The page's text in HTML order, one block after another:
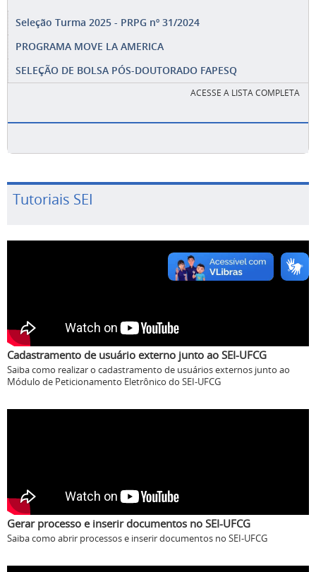
Seleção Turma 2025 - PRPG nº 31/2024
PROGRAMA MOVE LA AMERICA
SELEÇÃO DE BOLSA PÓS-DOUTORADO FAPESQ
ACESSE A LISTA COMPLETA
Tutoriais SEI
Cadastramento de usuário externo junto ao SEI-UFCG
Saiba como realizar o cadastramento de usuários externos junto ao
Módulo de Peticionamento Eletrônico do SEI-UFCG
Gerar processo e inserir documentos no SEI-UFCG
Saiba como abrir processos e inserir documentos no SEI-UFCG